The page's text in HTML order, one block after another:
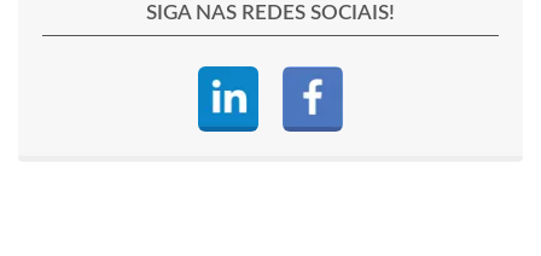
SIGA NAS REDES SOCIAIS!